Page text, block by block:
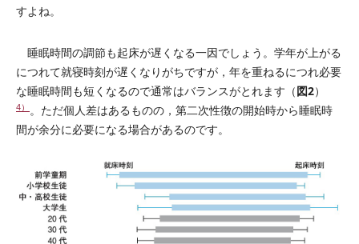
すよね。
睡眠時間の調節も起床が遅くなる一因でしょう。学年が上がる
につれて就寝時刻が遅くなりがちですが，年を重ねるにつれ必要
な睡眠時間も短くなるので通常はバランスがとれます（図2）
4）
。ただ個人差はあるものの，第二次性徴の開始時から睡眠時
間が余分に必要になる場合があるのです。